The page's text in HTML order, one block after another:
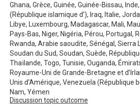
Ghana, Grèce, Guinée, Guinée-Bissau,
(République islamique d’), Iraq, Italie,
Libye, Luxembourg, Madagascar, Mali,
Pays-Bas, Niger, Nigéria, Pérou, Portugal,
Rwanda, Arabie saoudite, Sénégal, Sierra
Soudan du Sud, Soudan, Suède,
Thaïlande, Togo, Tunisie, Ouganda,
Royaume-Uni de Grande-Bretagne et
Unis d’Amérique, Venezuela (République
Nam, Yémen
Discussion topic outcome